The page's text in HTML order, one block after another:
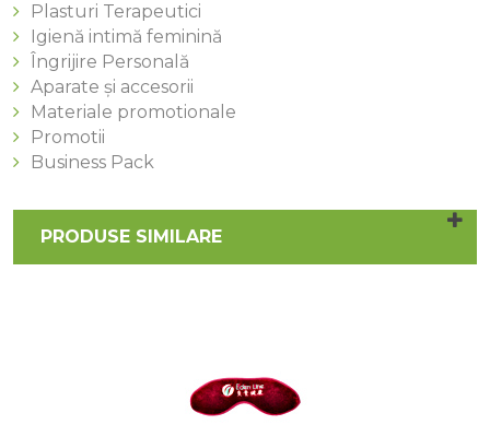
Plasturi Terapeutici
Igienă intimă feminină
Îngrijire Personală
Aparate și accesorii
Materiale promotionale
Promotii
Business Pack
PRODUSE SIMILARE